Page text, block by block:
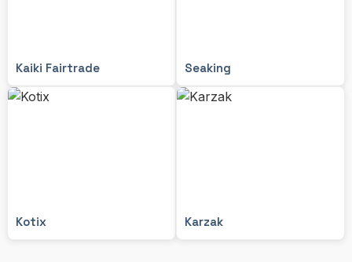
Kaiki Fairtrade Seaking
Kotix Karzak